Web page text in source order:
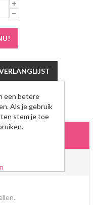
een betere
Als je gebruik
stem je toe